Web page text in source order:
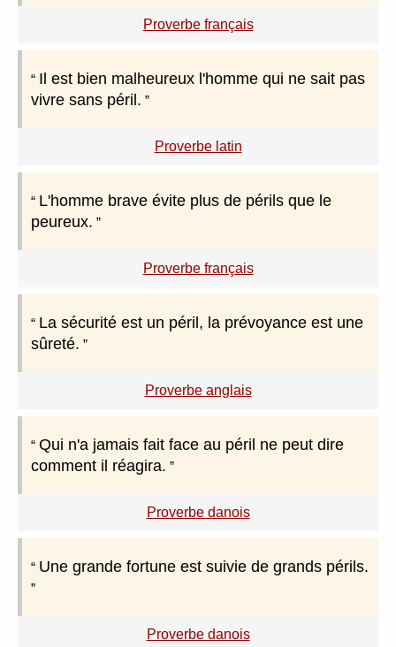
Proverbe français
Il est bien malheureux l'homme qui ne sait pas
vivre sans péril.
Proverbe latin
L'homme brave évite plus de périls que le
peureux.
Proverbe français
La sécurité est un péril, la prévoyance est une
sûreté.
Proverbe anglais
Qui n'a jamais fait face au péril ne peut dire
comment il réagira.
Proverbe danois
Une grande fortune est suivie de grands périls.
Proverbe danois